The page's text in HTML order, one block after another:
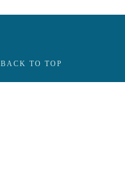
BACK TO TOP